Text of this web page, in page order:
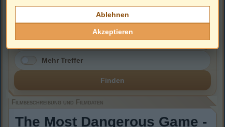
Filmbeschreibung, Cover & DVD Infos
Mehr Treffer
Finden
Filmbeschreibung und Filmdaten
The Most Dangerous Game -
Ablehnen
Akzeptieren